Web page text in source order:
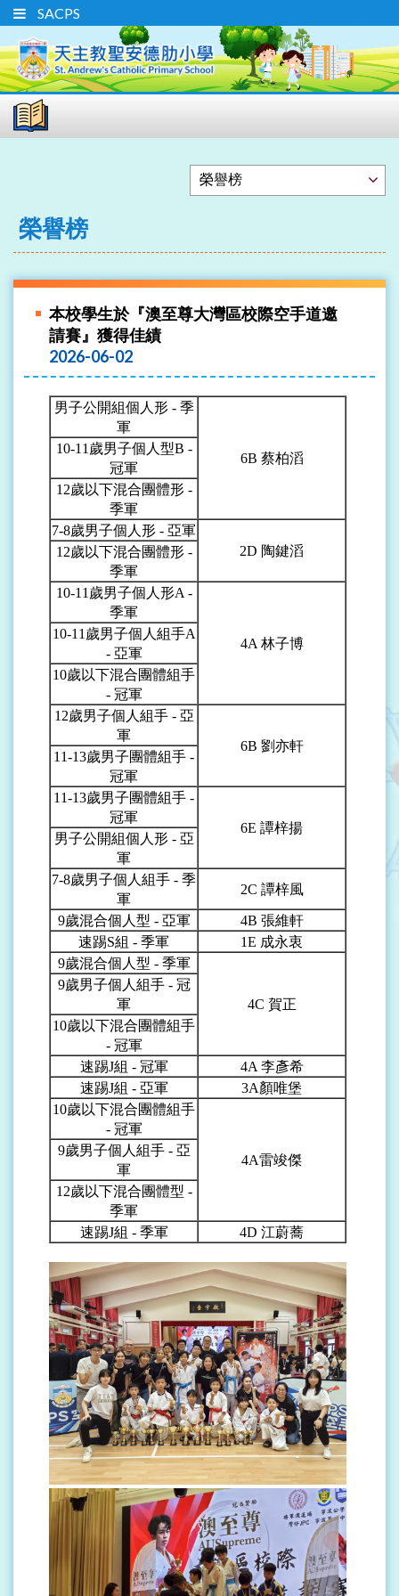
SACPS
榮譽榜
本校學生於『澳至尊大灣區校際空手道邀
請賽』獲得佳績
2026-06-02
男子公開組個人形 - 季
軍
6B 蔡柏滔
10-11 歲男子個人型B -
冠軍
12歲以下混合團體形 -
季軍
7-8歲男子個人形 - 亞軍
2D 陶鍵滔
12歲以下混合團體形 -
季軍
10-11 歲男子個人形A -
季軍
4A 林子博
10-11 歲男子個人組手A
- 亞軍
10歲以下混合團體組手
- 冠軍
12歲男子個人組手 - 亞
軍
6B 劉亦軒
11-13歲男子團體組手 -
冠軍
11-13歲男子團體組手 -
冠軍
6E 譚梓揚
男子公開組個人形 - 亞
軍
7-8歲男子個人組手 - 季
軍
2C 譚梓風
9歲混合個人型 - 亞軍 4B 張維軒
速踢S組 - 季軍
1E 成永衷
9歲混合個人型 - 季軍
4C 賀正
9歲男子個人組手 - 冠
軍
10歲以下混合團體組手
- 冠軍
速踢J組 - 冠軍
4A 李彥希
速踢J組 - 亞軍
3A顏唯堡
10歲以下混合團體組手
- 冠軍
4A雷竣傑
9歲男子個人組手 - 亞
軍
12歲以下混合團體型 -
季軍
速踢J組 - 季軍
4D 江蔚蕎